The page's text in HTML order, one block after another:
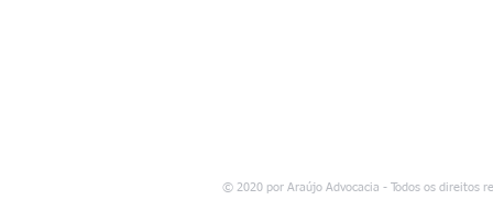
© 2020 por Araújo Advocacia - Todos os direitos